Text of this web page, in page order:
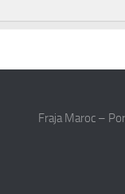
Fraja Maroc –